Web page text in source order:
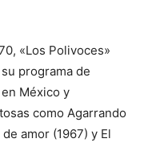
«Los Polivoces»
programa de
México y
como Agarrando
amor (1967) y El